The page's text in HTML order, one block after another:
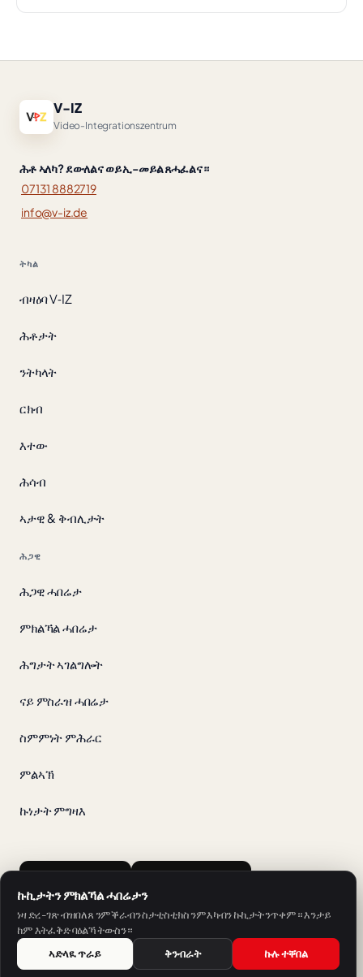
V-IZ
Video-Integrationszentrum
ሕቶ ኣለካ? ደውለልና ወይ ኢ-መይል ጸሓፈልና።
07131 8882719
info@v-iz.de
ትካል
ብዛዕባ V‑IZ
ሕቶታት
ንትካላት
ርክብ
እተው
ሕሳብ
ኣታዊ & ቅብሊታት
ሕጋዊ
ሕጋዊ ሓበሬታ
ምክልኻል ሓበሬታ
ሕግታት ኣገልግሎት
ናይ ምስራዝ ሓበሬታ
ስምምነት ምሕራር
ምልኣኽ
ኩነታት ምግዛእ
ካብ SH Sprachschule Heilbronn ዝቐረበ ኣቕርቦት።
ኩኪታትን ምክልኻል ሓበሬታን
ነዛ ድረ-ገጽ ብዝበለጸ ንምቕራብን ስታቲስቲክስ ንምእካብን ኩኪታት ንጥቀም። እንታይ
ከም እትፈቅድ ባዕልኻ ትውስን።
ኣድላዪ ጥራይ
ቅንብራት ኩሉ ተቐበል